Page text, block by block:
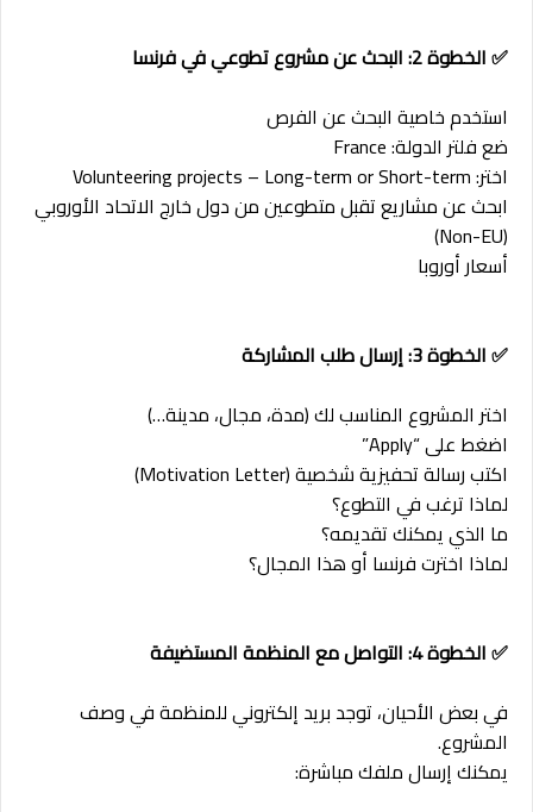
✅ الخطوة 2: البحث عن مشروع تطوعي في فرنسا
استخدم خاصية البحث عن الفرص
ضع فلتر الدولة: France
اختر: Volunteering projects – Long-term or Short-term
ابحث عن مشاريع تقبل متطوعين من دول خارج الاتحاد الأوروبي
(Non-EU)
أسعار أوروبا
✅ الخطوة 3: إرسال طلب المشاركة
اختر المشروع المناسب لك (مدة، مجال، مدينة…)
اضغط على “Apply”
اكتب رسالة تحفيزية شخصية (Motivation Letter)
لماذا ترغب في التطوع؟
ما الذي يمكنك تقديمه؟
لماذا اخترت فرنسا أو هذا المجال؟
✅ الخطوة 4: التواصل مع المنظمة المستضيفة
في بعض الأحيان، توجد بريد إلكتروني للمنظمة في وصف
المشروع.
يمكنك إرسال ملفك مباشرة: